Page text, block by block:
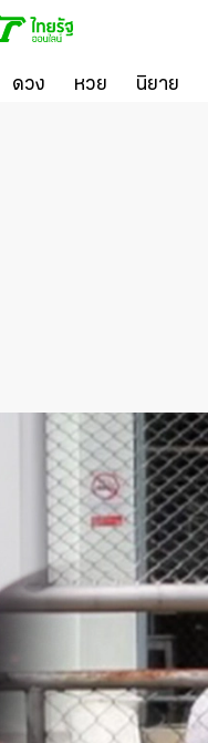
ดวง หวย นิยาย